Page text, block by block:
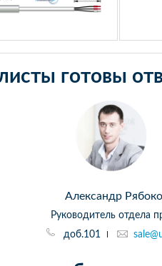
готовы
Александр
Руководитель отдела
доб.101